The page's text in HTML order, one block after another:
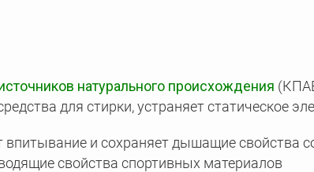
натурального происхождения
для стирки, устраняет статическое
впитывание и сохраняет дышащие свойства
свойства спортивных материалов